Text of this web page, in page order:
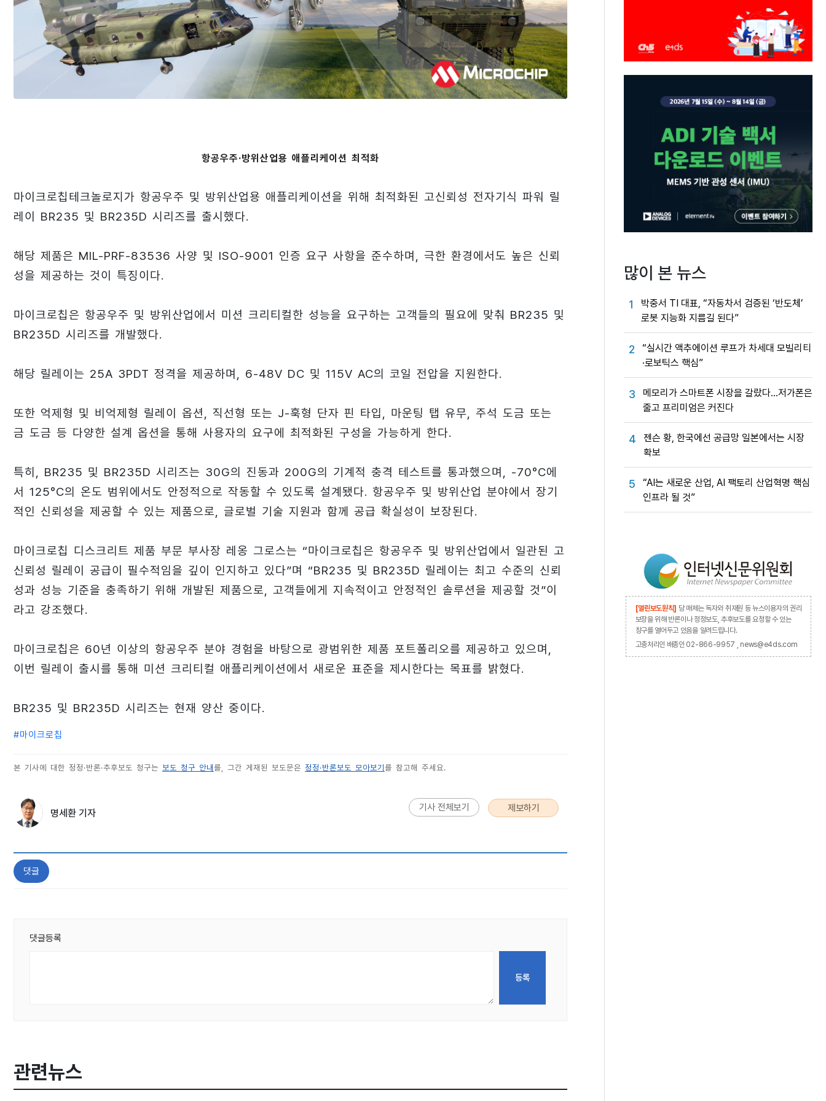
항공우주·방위산업용 애플리케이션 최적화
마이크로칩테크놀로지가 항공우주 및 방위산업용 애플리케이션을 위해 최적화된 고신뢰성 전자기식 파워 릴
레이 BR235 및 BR235D 시리즈를 출시했다.
해당 제품은 MIL-PRF-83536 사양 및 ISO-9001 인증 요구 사항을 준수하며, 극한 환경에서도 높은 신뢰
성을 제공하는 것이 특징이다.
마이크로칩은 항공우주 및 방위산업에서 미션 크리티컬한 성능을 요구하는 고객들의 필요에 맞춰 BR235 및
BR235D 시리즈를 개발했다.
해당 릴레이는 25A 3PDT 정격을 제공하며, 6-48V DC 및 115V AC의 코일 전압을 지원한다.
또한 억제형 및 비억제형 릴레이 옵션, 직선형 또는 J-훅형 단자 핀 타입, 마운팅 탭 유무, 주석 도금 또는
금 도금 등 다양한 설계 옵션을 통해 사용자의 요구에 최적화된 구성을 가능하게 한다.
특히, BR235 및 BR235D 시리즈는 30G의 진동과 200G의 기계적 충격 테스트를 통과했으며, -70°C에
서 125°C의 온도 범위에서도 안정적으로 작동할 수 있도록 설계됐다. 항공우주 및 방위산업 분야에서 장기
적인 신뢰성을 제공할 수 있는 제품으로, 글로벌 기술 지원과 함께 공급 확실성이 보장된다.
마이크로칩 디스크리트 제품 부문 부사장 레옹 그로스는 “마이크로칩은 항공우주 및 방위산업에서 일관된 고
신뢰성 릴레이 공급이 필수적임을 깊이 인지하고 있다”며 “BR235 및 BR235D 릴레이는 최고 수준의 신뢰
성과 성능 기준을 충족하기 위해 개발된 제품으로, 고객들에게 지속적이고 안정적인 솔루션을 제공할 것”이
라고 강조했다.
마이크로칩은 60년 이상의 항공우주 분야 경험을 바탕으로 광범위한 제품 포트폴리오를 제공하고 있으며,
이번 릴레이 출시를 통해 미션 크리티컬 애플리케이션에서 새로운 표준을 제시한다는 목표를 밝혔다.
BR235 및 BR235D 시리즈는 현재 양산 중이다.
#마이크로칩
본 기사에 대한 정정·반론·추후보도 청구는 보도 청구 안내 를, 그간 게재된 보도문은 정정·반론보도 모아보기 를 참고해 주세요.
명세환 기자 기사 전체보기 제보하기
댓글
댓글등록
관련뉴스
많이 본 뉴스
1
박중서 TI 대표, “자동차서 검증된 ‘반도체’
로봇 지능화 지름길 된다”
2
“실시간 액추에이션 루프가 차세대 모빌리티
·로보틱스 핵심”
3
메모리가 스마트폰 시장을 갈랐다…저가폰은
줄고 프리미엄은 커진다
4
젠슨 황, 한국에선 공급망 일본에서는 시장
확보
5
“AI는 새로운 산업, AI 팩토리 산업혁명 핵심
인프라 될 것”
[열린보도원칙] 당 매체는 독자와 취재원 등 뉴스이용자의 권리
보장을 위해 반론이나 정정보도, 추후보도를 요청할 수 있는
창구를 열어두고 있음을 알려드립니다.
고충처리인 배종인 02-866-9957 , news@e4ds.com